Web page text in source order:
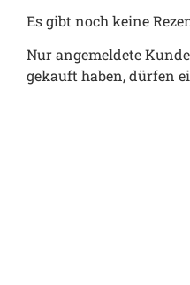
Es gibt noch keine
Nur angemeldete
gekauft haben, dürfen